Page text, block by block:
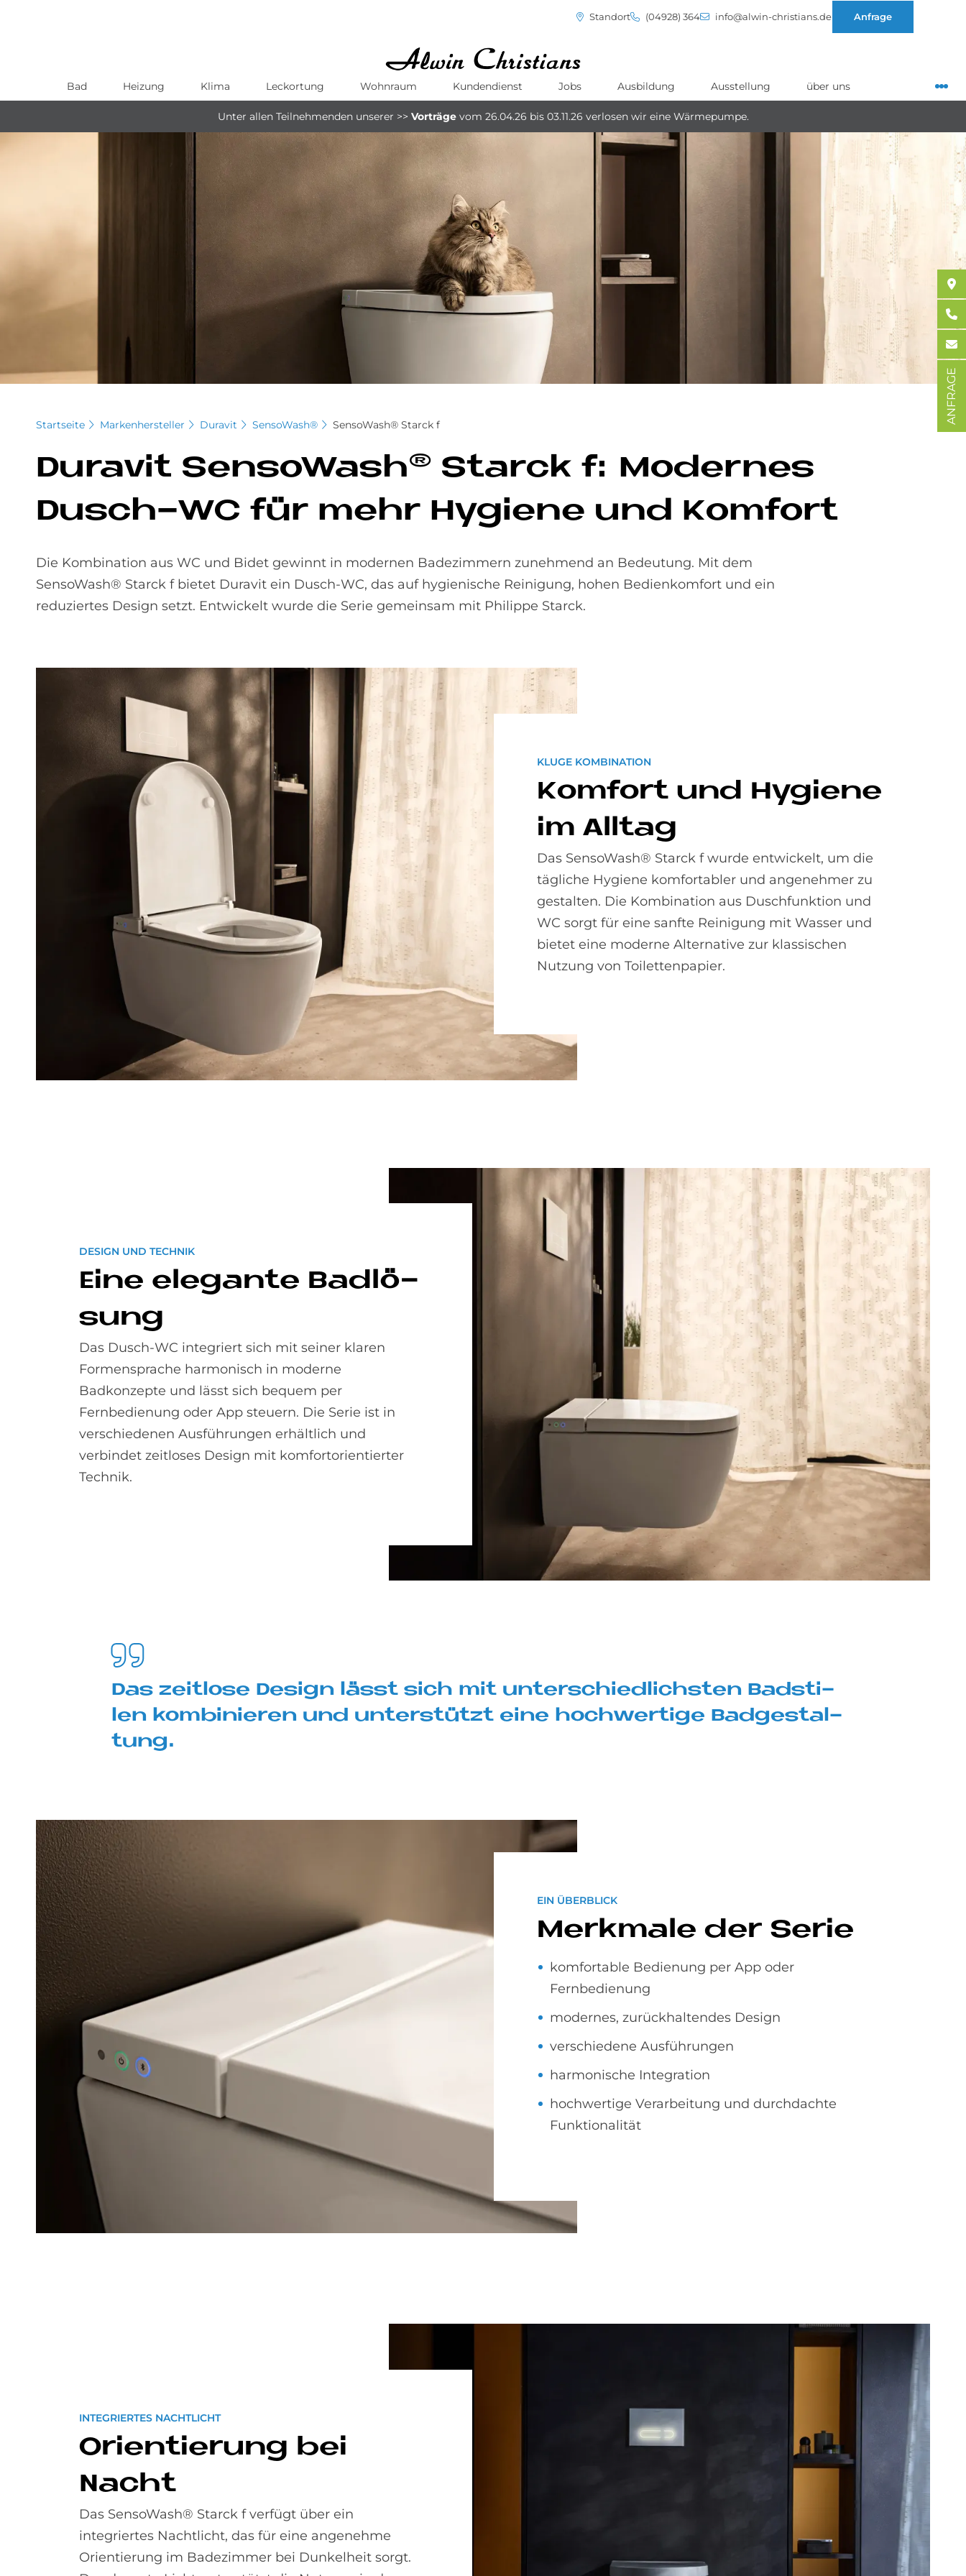
Standort (04928) 364 info@alwin-christians.de Anfrage
Bad Heizung Klima Leckortung Wohnraum Kundendienst Jobs Ausbildung Ausstellung über uns
Unter allen Teilnehmenden unserer >> Vorträge vom 26.04.26 bis 03.11.26 verlosen wir eine Wärmepumpe.
Startseite Markenhersteller Duravit SensoWash® SensoWash® Starck f
Du­ra­vit Sen­so­Wa­s­h® Star­ck f: Mo­der­nes
Dusch-WC für mehr Hy­gie­ne und Kom­fort
Die Kombination aus WC und Bidet gewinnt in modernen Badezimmern zunehmend an Bedeutung. Mit dem
SensoWash® Starck f bietet Duravit ein Dusch-WC, das auf hygienische Reinigung, hohen Bedienkomfort und ein
reduziertes Design setzt. Entwickelt wurde die Serie gemeinsam mit Philippe Starck.
KLUGE KOMBINATION
Kom­fort und Hy­gie­ne
im All­tag
Das SensoWash® Starck f wurde entwickelt, um die
tägliche Hygiene komfortabler und angenehmer zu
gestalten. Die Kombination aus Duschfunktion und
WC sorgt für eine sanfte Reinigung mit Wasser und
bietet eine moderne Alternative zur klassischen
Nutzung von Toilettenpapier.
DESIGN UND TECHNIK
Eine ele­gan­te Bad­lö­
sung
Das Dusch-WC integriert sich mit seiner klaren
Formensprache harmonisch in moderne
Badkonzepte und lässt sich bequem per
Fernbedienung oder App steuern. Die Serie ist in
verschiedenen Ausführungen erhältlich und
verbindet zeitloses Design mit komfortorientierter
Technik.
Das zeit­lo­se De­sign lässt sich mit un­ter­schied­lich­sten Bad­sti­
len kom­bi­nie­ren und un­ter­stüt­zt eine hoch­wer­ti­ge Bad­ge­stal­
tung.
EIN ÜBERBLICK
Merk­ma­le der Se­rie
komfortable Bedienung per App oder
Fernbedienung
modernes, zurückhaltendes Design
verschiedene Ausführungen
harmonische Integration
hochwertige Verarbeitung und durchdachte
Funktionalität
INTEGRIERTES NACHTLICHT
Ori­en­tie­rung bei
Nacht
Das SensoWash® Starck f verfügt über ein
integriertes Nachtlicht, das für eine angenehme
Orientierung im Badezimmer bei Dunkelheit sorgt.
ANFRAGE